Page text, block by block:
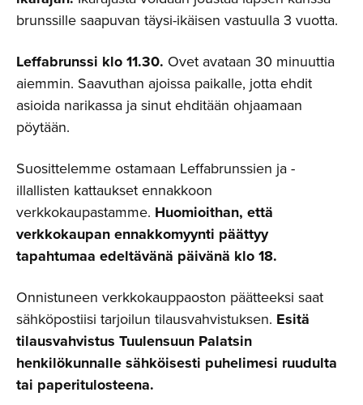
brunssille saapuvan täysi-ikäisen vastuulla 3 vuotta.
Leffabrunssi klo 11.30. Ovet avataan 30 minuuttia
aiemmin. Saavuthan ajoissa paikalle, jotta ehdit
asioida narikassa ja sinut ehditään ohjaamaan
pöytään.
Suosittelemme ostamaan Leffabrunssien ja -
illallisten kattaukset ennakkoon
verkkokaupastamme. Huomioithan, että
verkkokaupan ennakkomyynti päättyy
tapahtumaa edeltävänä päivänä klo 18.
Onnistuneen verkkokauppaoston päätteeksi saat
sähköpostiisi tarjoilun tilausvahvistuksen. Esitä
tilausvahvistus Tuulensuun Palatsin
henkilökunnalle sähköisesti puhelimesi ruudulta
tai paperitulosteena.